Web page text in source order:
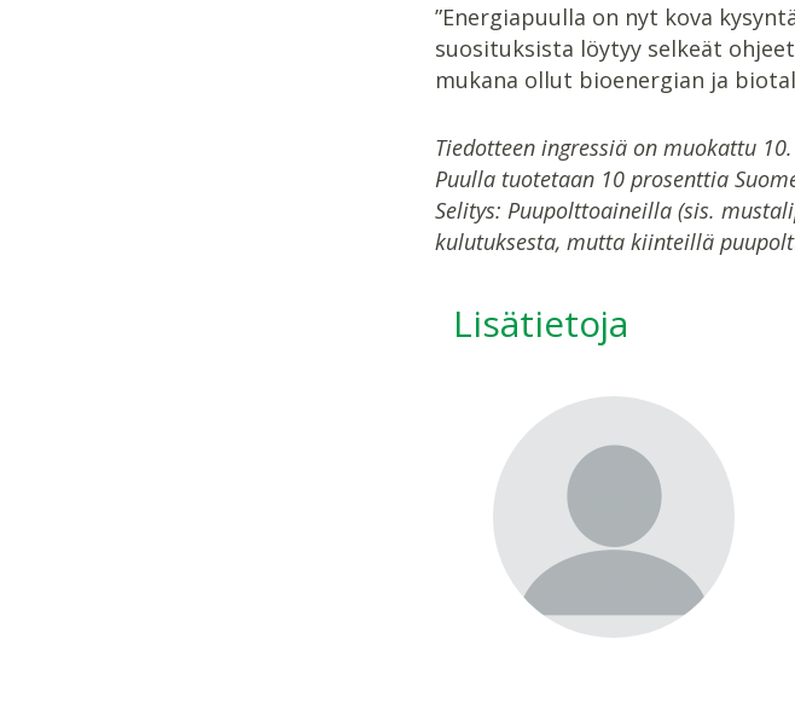
”Energiapuulla on nyt kova
suosituksista löytyy selkeät
mukana ollut bioenergian ja
Tiedotteen ingressiä on muokattu
Puulla tuotetaan 10 prosenttia
Selitys: Puupolttoaineilla (sis.
kulutuksesta, mutta kiinteillä
Lisätietoja